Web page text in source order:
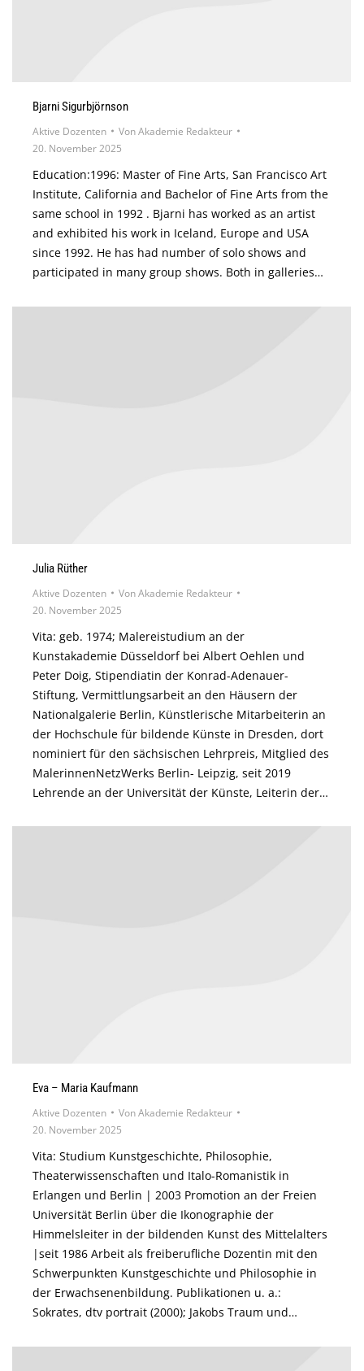
Bjarni Sigurbjörnson
Aktive Dozenten VonAkademie Redakteur
20. November 2025
Education:1996: Master of Fine Arts, San Francisco Art
Institute, California and Bachelor of Fine Arts from the
same school in 1992 . Bjarni has worked as an artist
and exhibited his work in Iceland, Europe and USA
since 1992. He has had number of solo shows and
participated in many group shows. Both in galleries…
Julia Rüther
Aktive Dozenten VonAkademie Redakteur
20. November 2025
Vita: geb. 1974; Malereistudium an der
Kunstakademie Düsseldorf bei Albert Oehlen und
Peter Doig, Stipendiatin der Konrad-Adenauer-
Stiftung, Vermittlungsarbeit an den Häusern der
Nationalgalerie Berlin, Künstlerische Mitarbeiterin an
der Hochschule für bildende Künste in Dresden, dort
nominiert für den sächsischen Lehrpreis, Mitglied des
MalerinnenNetzWerks Berlin- Leipzig, seit 2019
Lehrende an der Universität der Künste, Leiterin der…
Eva – Maria Kaufmann
Aktive Dozenten VonAkademie Redakteur
20. November 2025
Vita: Studium Kunstgeschichte, Philosophie,
Theaterwissenschaften und Italo-Romanistik in
Erlangen und Berlin | 2003 Promotion an der Freien
Universität Berlin über die Ikonographie der
Himmelsleiter in der bildenden Kunst des Mittelalters
|seit 1986 Arbeit als freiberufliche Dozentin mit den
Schwerpunkten Kunstgeschichte und Philosophie in
der Erwachsenenbildung. Publikationen u. a.:
Sokrates, dtv portrait (2000); Jakobs Traum und…